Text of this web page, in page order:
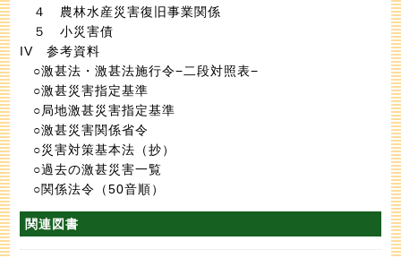
４ 農林水産災害復旧事業関係
５ 小災害債
IV 参考資料
○激甚法・激甚法施行令−二段対照表−
○激甚災害指定基準
○局地激甚災害指定基準
○激甚災害関係省令
○災害対策基本法（抄）
○過去の激甚災害一覧
○関係法令（50音順）
関連図書